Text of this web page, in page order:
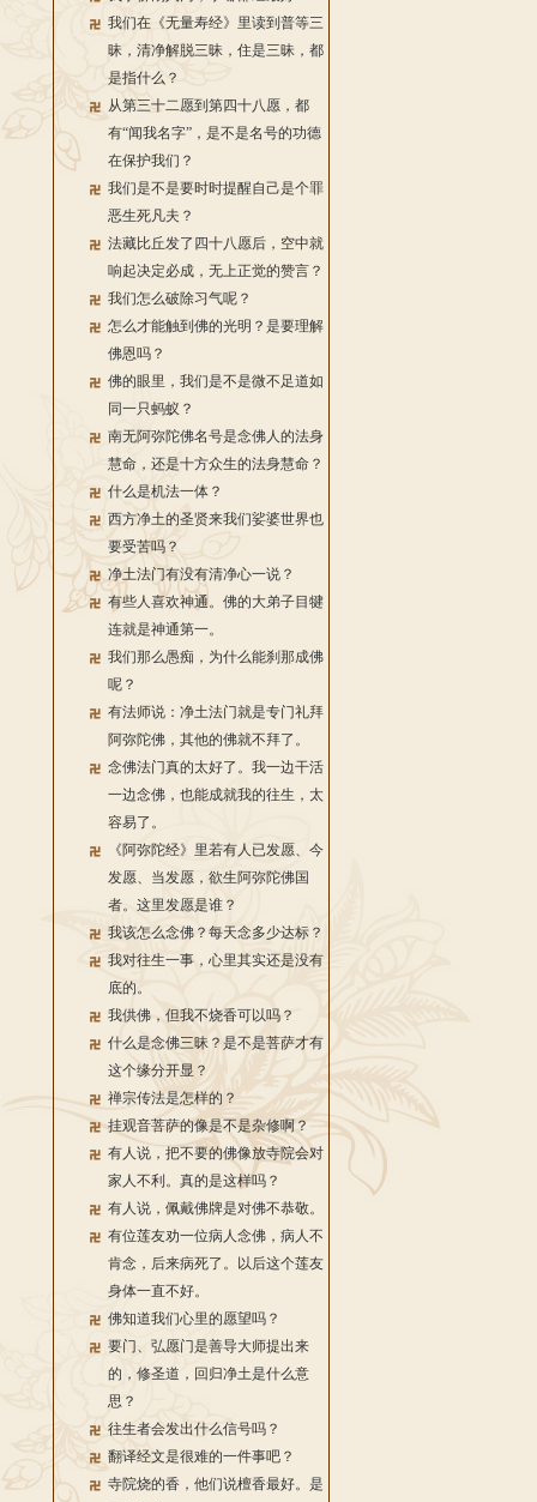
我们在《无量寿经》里读到普等三
昧，清净解脱三昧，住是三昧，都
是指什么？
从第三十二愿到第四十八愿，都
有“闻我名字”，是不是名号的功德
在保护我们？
我们是不是要时时提醒自己是个罪
恶生死凡夫？
法藏比丘发了四十八愿后，空中就
响起决定必成，无上正觉的赞言？
我们怎么破除习气呢？
怎么才能触到佛的光明？是要理解
佛恩吗？
佛的眼里，我们是不是微不足道如
同一只蚂蚁？
南无阿弥陀佛名号是念佛人的法身
慧命，还是十方众生的法身慧命？
什么是机法一体？
西方净土的圣贤来我们娑婆世界也
要受苦吗？
净土法门有没有清净心一说？
有些人喜欢神通。佛的大弟子目犍
连就是神通第一。
我们那么愚痴，为什么能刹那成佛
呢？
有法师说：净土法门就是专门礼拜
阿弥陀佛，其他的佛就不拜了。
念佛法门真的太好了。我一边干活
一边念佛，也能成就我的往生，太
容易了。
《阿弥陀经》里若有人已发愿、今
发愿、当发愿，欲生阿弥陀佛国
者。这里发愿是谁？
我该怎么念佛？每天念多少达标？
我对往生一事，心里其实还是没有
底的。
我供佛，但我不烧香可以吗？
什么是念佛三昧？是不是菩萨才有
这个缘分开显？
禅宗传法是怎样的？
挂观音菩萨的像是不是杂修啊？
有人说，把不要的佛像放寺院会对
家人不利。真的是这样吗？
有人说，佩戴佛牌是对佛不恭敬。
有位莲友劝一位病人念佛，病人不
肯念，后来病死了。以后这个莲友
身体一直不好。
佛知道我们心里的愿望吗？
要门、弘愿门是善导大师提出来
的，修圣道，回归净土是什么意
思？
往生者会发出什么信号吗？
翻译经文是很难的一件事吧？
寺院烧的香，他们说檀香最好。是